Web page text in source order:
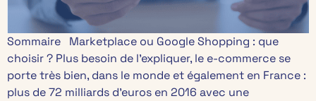
Sommaire Marketplace ou Google Shopping : que
choisir ? Plus besoin de l’expliquer, le e-commerce se
porte très bien, dans le monde et également en France :
plus de 72 milliards d’euros en 2016 avec une